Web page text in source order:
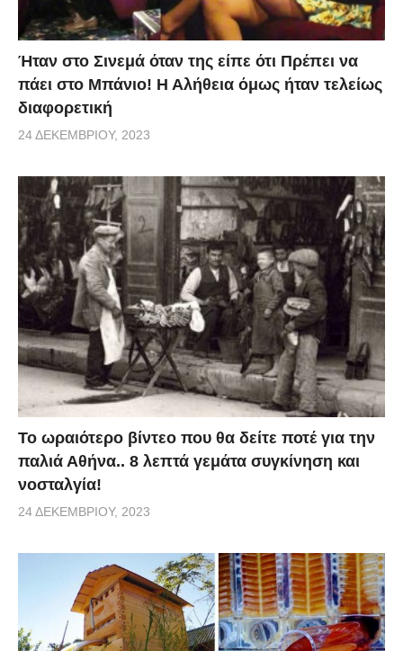
Ήταν στο Σινεμά όταν της είπε ότι Πρέπει να
πάει στο Μπάνιο! Η Αλήθεια όμως ήταν τελείως
διαφορετική
24 ΔΕΚΕΜΒΡΊΟΥ, 2023
Το ωραιότερο βίντεο που θα δείτε ποτέ για την
παλιά Αθήνα.. 8 λεπτά γεμάτα συγκίνηση και
νοσταλγία!
24 ΔΕΚΕΜΒΡΊΟΥ, 2023